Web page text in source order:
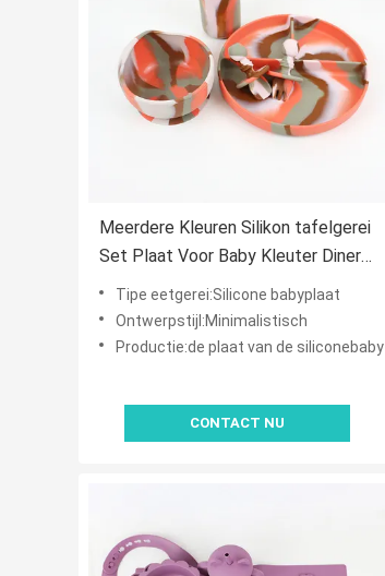
Meerdere Kleuren Silikon tafelgerei
Set Plaat Voor Baby Kleuter Diner
Set Kinderen Silikon Food Set
Tipe eetgerei:Silicone babyplaat
Ontwerpstijl:Minimalistisch
Productie:de plaat van de siliconebaby
CONTACT NU